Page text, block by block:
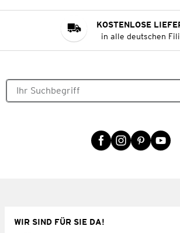
KOSTENLOSE
in alle deutschen
WIR SIND FÜR SIE DA!